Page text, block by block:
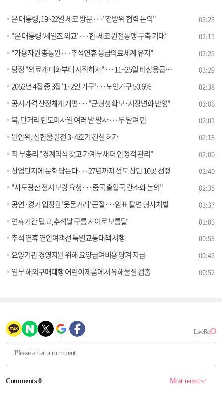
윤 대통령, 19~22일 체코 방문···"전방위 협력 논의" 02:23
"윤 대통령 '세일즈 외교'···한-체코 원전동맹 구축 기대" 02:11
"가용자원 총동원···추석연휴 응급의료체계 유지" 02:25
당정 "의료계 대화부터 시작하자"···11~25일 비상응급주간 [뉴스의 맥] 03:29
2052년 4집 중 3집 '1·2인 가구'···노인가구 50.6% 02:38
공시가격 산정체계 개편···"균형성 확보·시장변화 반영" 03:06
북, 단거리 탄도미사일 여러 발 발사···두 달여 만 02:01
원안위, 신한울 원전 3·4호기 건설 허가 02:18
최 부총리 "경계의식 갖고 가계부채 더 안정적 관리" 02:00
산업단지에 문화 담는다···27년까지 선도 산단 10곳 선정 02:40
"사도광산 전시 보강 요청···중국 출입국 간소화 논의" 02:35
공연·경기 입장권 '웃돈거래' 근절···암표 팔면 형사처벌 03:37
연휴기간 덥고, 추석날 구름 사이로 보름달 01:06
추석 연휴 연안여객선 특별교통대책 시행 00:53
요양기관 경영지원 위해 요양급여비용 당겨 지급 00:42
일부 해외구매대행 어린이제품에서 유해물질 검출 00:52